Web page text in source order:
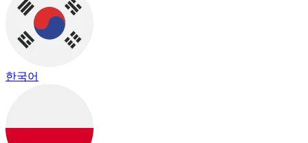
한국어